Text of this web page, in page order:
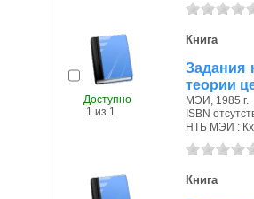
Доступно
1 из 1
Книга
Задания
теории
МЭИ, 1985 г.
ISBN
НТБ МЭИ : Кх
Книга